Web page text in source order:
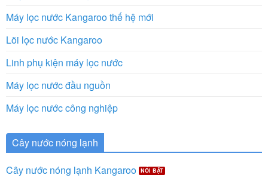
Máy lọc nước Kangaroo thế hệ mới
Lõi lọc nước Kangaroo
Linh phụ kiện máy lọc nước
Máy lọc nước đầu nguồn
Máy lọc nước công nghiệp
Cây nước nóng lạnh
Cây nước nóng lạnh Kangaroo